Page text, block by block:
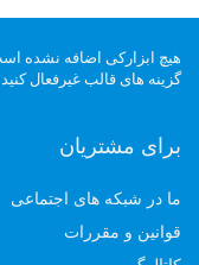
هیچ ابزارکی اضافه نشده
گزینه های قالب غیرفعال
برای مشتریان
ما در شبکه های اجتماعی
قوانین و مقررات